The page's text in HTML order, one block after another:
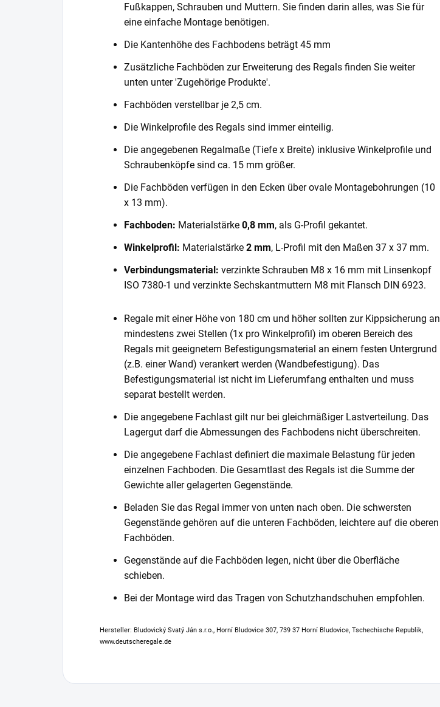
Fußkappen, Schrauben und Muttern. Sie finden darin alles, was Sie für
eine einfache Montage benötigen.
Die Kantenhöhe des Fachbodens beträgt 45 mm
Zusätzliche Fachböden zur Erweiterung des Regals finden Sie weiter
unten unter 'Zugehörige Produkte'.
Fachböden verstellbar je 2,5 cm.
Die Winkelprofile des Regals sind immer einteilig.
Die angegebenen Regalmaße (Tiefe x Breite) inklusive Winkelprofile und
Schraubenköpfe sind ca. 15 mm größer.
Die Fachböden verfügen in den Ecken über ovale Montagebohrungen (10
x 13 mm).
Fachboden: Materialstärke 0,8 mm, als G-Profil gekantet.
Winkelprofil: Materialstärke 2 mm, L-Profil mit den Maßen 37 x 37 mm.
Verbindungsmaterial: verzinkte Schrauben M8 x 16 mm mit Linsenkopf
ISO 7380-1 und verzinkte Sechskantmuttern M8 mit Flansch DIN 6923.
Regale mit einer Höhe von 180 cm und höher sollten zur Kippsicherung an
mindestens zwei Stellen (1x pro Winkelprofil) im oberen Bereich des
Regals mit geeignetem Befestigungsmaterial an einem festen Untergrund
(z.B. einer Wand) verankert werden (Wandbefestigung). Das
Befestigungsmaterial ist nicht im Lieferumfang enthalten und muss
separat bestellt werden.
Die angegebene Fachlast gilt nur bei gleichmäßiger Lastverteilung. Das
Lagergut darf die Abmessungen des Fachbodens nicht überschreiten.
Die angegebene Fachlast definiert die maximale Belastung für jeden
einzelnen Fachboden. Die Gesamtlast des Regals ist die Summe der
Gewichte aller gelagerten Gegenstände.
Beladen Sie das Regal immer von unten nach oben. Die schwersten
Gegenstände gehören auf die unteren Fachböden, leichtere auf die oberen
Fachböden.
Gegenstände auf die Fachböden legen, nicht über die Oberfläche
schieben.
Bei der Montage wird das Tragen von Schutzhandschuhen empfohlen.
Hersteller: Bludovický Svatý Ján s.r.o., Horní Bludovice 307, 739 37 Horní Bludovice, Tschechische Republik,
www.deutscheregale.de